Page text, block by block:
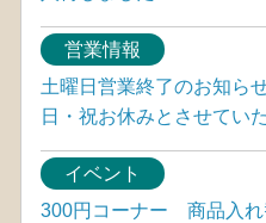
営業情報
土曜日営業終了のお知ら
日・祝お休みとさせてい
イベント
300円コーナー 商品入れ